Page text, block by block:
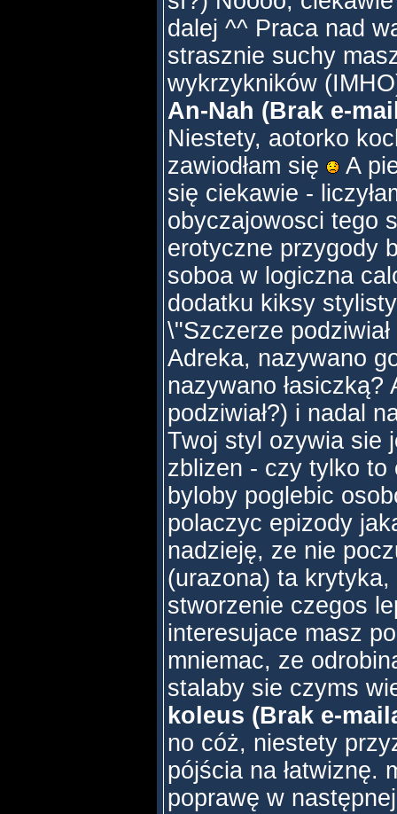
dalej ^^ Praca nad
strasznie suchy
wykrzykników
An-Nah (Brak e-
Niestety, aotorko
zawiodłam się
A
się ciekawie -
obyczajowosci tego
erotyczne przygody
soboa w logiczna
dodatku kiksy
\"Szczerze
Adreka, nazywano
nazywano
podziwiał?) i nadal
Twoj styl ozywia sie
zblizen - czy tylko to
byloby poglebic
polaczyc epizody
nadzieję, ze nie
(urazona) ta
stworzenie czegos
interesujace masz
mniemac, ze
stalaby sie czyms
koleus (Brak e-
no cóż, niestety
pójścia na łatwiznę.
poprawę w